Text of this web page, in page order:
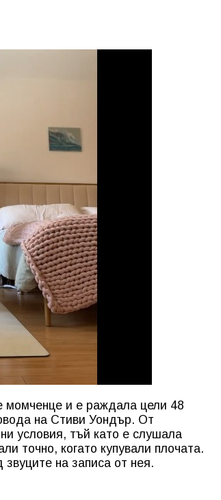
момченце и е раждала цели 48
на Стиви Уондър. От
условия, тъй като е слушала
точно, когато купували плочата.
на записа от нея.